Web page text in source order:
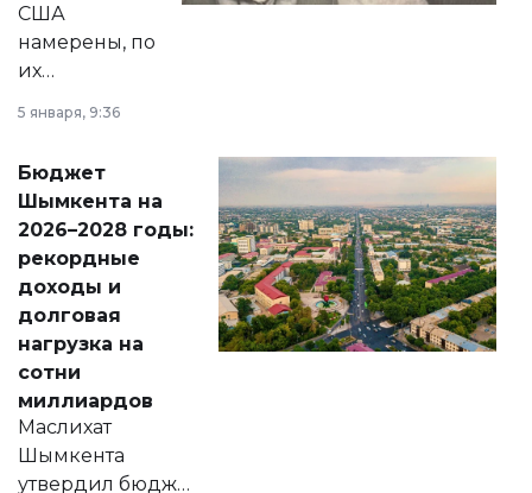
США
намерены, по
их
принести
народу
Венесуэлы.
5 января, 9:36
Бюджет
Шымкента на
2026–2028 годы:
рекордные
доходы и
долговая
нагрузка на
сотни
миллиардов
Маслихат
Шымкента
утвердил бюджет